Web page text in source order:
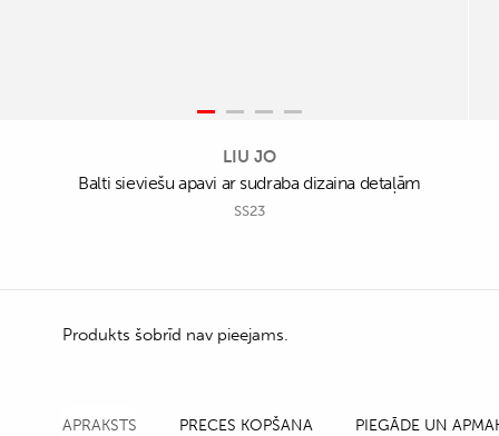
LIU JO
Balti sieviešu apavi ar sudraba dizaina detaļām
SS23
Produkts šobrīd nav pieejams.
APRAKSTS PRECES KOPŠANA PIEGĀDE UN